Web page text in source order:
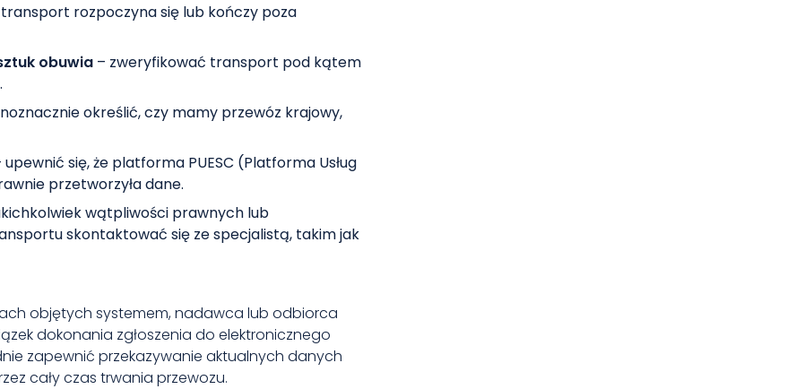
rozpoczyna się lub kończy poza
obuwia – zweryfikować transport pod kątem
określić, czy mamy przewóz krajowy,
upewnić się, że platforma PUESC (Platforma Usług
przetworzyła dane.
wątpliwości prawnych lub
skontaktować się ze specjalistą, takim jak
objętych systemem, nadawca lub odbiorca
dokonania zgłoszenia do elektronicznego
zapewnić przekazywanie aktualnych danych
cały czas trwania przewozu.